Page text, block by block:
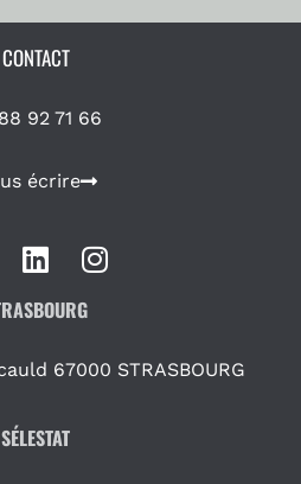
CONTACT
92 71 66
écrire
67000 STRASBOURG
SÉLESTAT